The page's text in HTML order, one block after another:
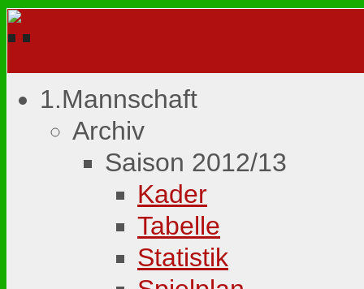
1.Mannschaft
Archiv
Saison 2012/13
Kader
Tabelle
Statistik